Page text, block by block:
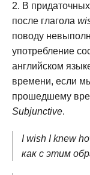
В
после глагола
поводу
употребление
английском
времени, если
прошедшему
Subjunctive.
I wish I knew
как с этим